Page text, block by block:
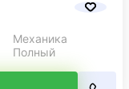
Механика
Полный